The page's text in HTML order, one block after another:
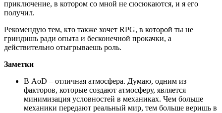
приключение, в котором со мной не сюсюкаются, и я его
получил.
Рекомендую тем, кто также хочет RPG, в которой ты не
гриндишь ради опыта и бесконечной прокачки, а
действительно отыгрываешь роль.
Заметки
В AoD – отличная атмосфера. Думаю, одним из
факторов, которые создают атмосферу, является
минимизация условностей в механиках. Чем больше
механики передают реальный мир, тем больше веришь в